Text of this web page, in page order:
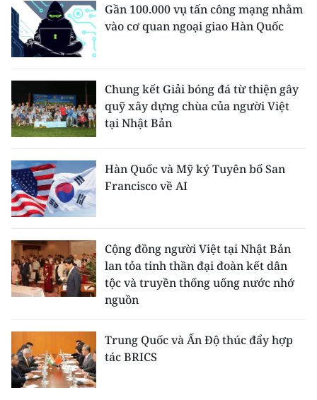
Gần 100.000 vụ tấn công mạng nhằm
vào cơ quan ngoại giao Hàn Quốc
Chung kết Giải bóng đá từ thiện gây
quỹ xây dựng chùa của người Việt
tại Nhật Bản
Hàn Quốc và Mỹ ký Tuyên bố San
Francisco về AI
Cộng đồng người Việt tại Nhật Bản
lan tỏa tinh thần đại đoàn kết dân
tộc và truyền thống uống nước nhớ
nguồn
Trung Quốc và Ấn Độ thúc đẩy hợp
tác BRICS